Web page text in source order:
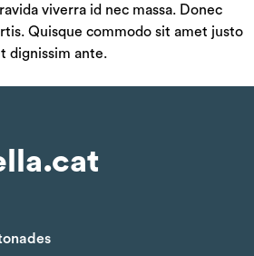
viverra id nec massa. Donec
Quisque commodo sit amet justo
dignissim ante.